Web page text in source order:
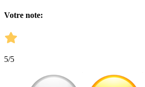
Votre note:
5/5